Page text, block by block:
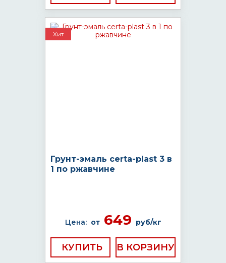
Хит
Грунт-эмаль certa-plast 3 в
1 по ржавчине
Цена: от649 руб/кг
КУПИТЬ